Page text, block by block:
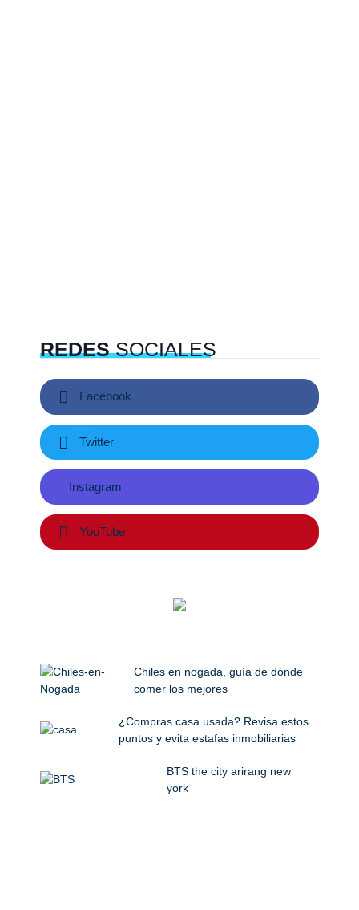
REDESSOCIALES
Facebook
Twitter
Instagram
YouTube
Chiles en nogada, guía de dónde
comer los mejores
¿Compras casa usada? Revisa estos
puntos y evita estafas inmobiliarias
BTS the city arirang new
york